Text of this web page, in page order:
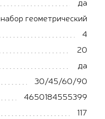
набор геометрический
4
20
да
30/45/60/90
4650184555399
117